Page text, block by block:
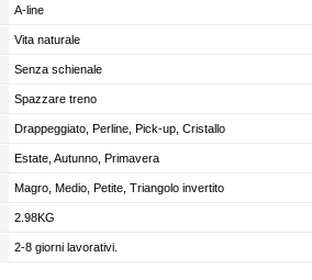
A-line
Vita naturale
Senza schienale
Spazzare treno
Drappeggiato, Perline, Pick-up, Cristallo
Estate, Autunno, Primavera
Magro, Medio, Petite, Triangolo invertito
2.98KG
2-8 giorni lavorativi.